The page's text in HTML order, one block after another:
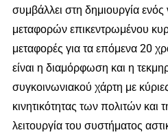
συμβάλλει στη δημιουργία
μεταφορών επικεντρωμένου
μεταφορές για τα επόμενα 20
είναι η διαμόρφωση και η
συγκοινωνιακού χάρτη με
κινητικότητας των πολιτών και
λειτουργία του συστήματος